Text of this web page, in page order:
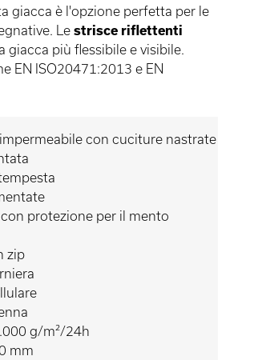
giacca è l'opzione perfetta per le
Lestrisce riflettenti
giacca più flessibile e visibile.
EN ISO20471:2013 e EN
con cuciture nastrate
protezione per il mento
zip
g/m²/24h
mm